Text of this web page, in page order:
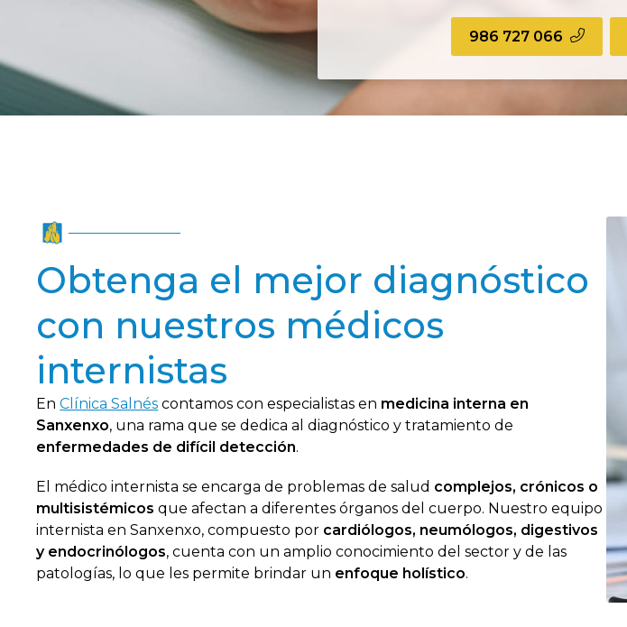
986 727 066
Obtenga el mejor diagnóstico
con nuestros médicos
internistas
EnClínica Salnés contamos con especialistas en medicina interna en
Sanxenxo, una rama que se dedica al diagnóstico y tratamiento de
enfermedades de difícil detección.
El médico internista se encarga de problemas de salud complejos, crónicos o
multisistémicos que afectan a diferentes órganos del cuerpo. Nuestro equipo
internista en Sanxenxo, compuesto por cardiólogos, neumólogos, digestivos
y endocrinólogos, cuenta con un amplio conocimiento del sector y de las
patologías, lo que les permite brindar un enfoque holístico.